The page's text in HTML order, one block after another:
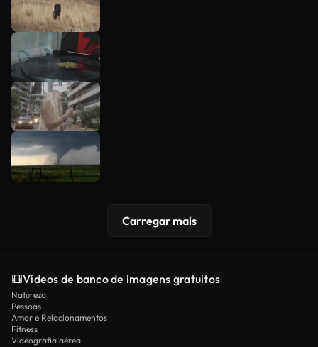
Carregar mais
Vídeos de banco de imagens gratuitos
Natureza
Pessoas
Amor e Relacionamentos
Fitness
Videografia aérea